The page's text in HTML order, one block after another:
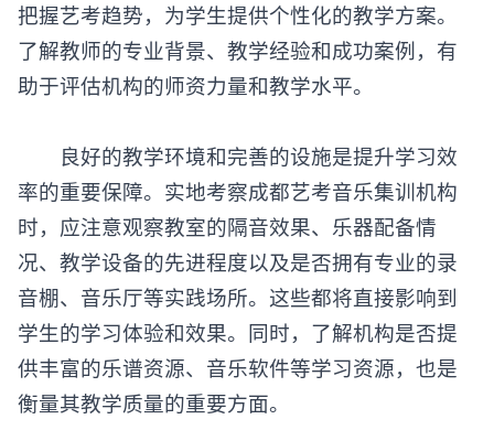
把握艺考趋势，为学生提供个性化的教学方案。
了解教师的专业背景、教学经验和成功案例，有
助于评估机构的师资力量和教学水平。
良好的教学环境和完善的设施是提升学习效
率的重要保障。实地考察成都艺考音乐集训机构
时，应注意观察教室的隔音效果、乐器配备情
况、教学设备的先进程度以及是否拥有专业的录
音棚、音乐厅等实践场所。这些都将直接影响到
学生的学习体验和效果。同时，了解机构是否提
供丰富的乐谱资源、音乐软件等学习资源，也是
衡量其教学质量的重要方面。